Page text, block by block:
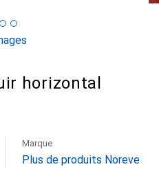
horizontal
Marque
Plus de produits Noreve